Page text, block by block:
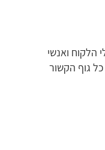
הלקוח ואנשי
גוף הקשור